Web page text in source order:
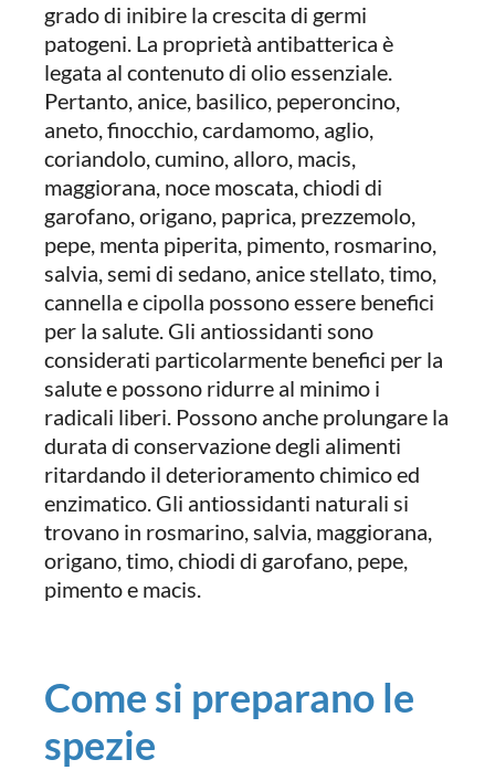
grado di inibire la crescita di germi
patogeni. La proprietà antibatterica è
legata al contenuto di olio essenziale.
Pertanto, anice, basilico, peperoncino,
aneto, finocchio, cardamomo, aglio,
coriandolo, cumino, alloro, macis,
maggiorana, noce moscata, chiodi di
garofano, origano, paprica, prezzemolo,
pepe, menta piperita, pimento, rosmarino,
salvia, semi di sedano, anice stellato, timo,
cannella e cipolla possono essere benefici
per la salute. Gli antiossidanti sono
considerati particolarmente benefici per la
salute e possono ridurre al minimo i
radicali liberi. Possono anche prolungare la
durata di conservazione degli alimenti
ritardando il deterioramento chimico ed
enzimatico. Gli antiossidanti naturali si
trovano in rosmarino, salvia, maggiorana,
origano, timo, chiodi di garofano, pepe,
pimento e macis.
Come si preparano le
spezie